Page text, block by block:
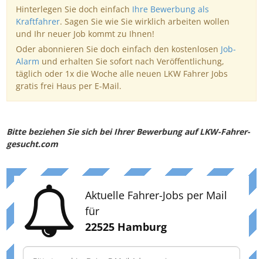
Hinterlegen Sie doch einfach Ihre Bewerbung als
Kraftfahrer. Sagen Sie wie Sie wirklich arbeiten wollen
und Ihr neuer Job kommt zu Ihnen!
Oder abonnieren Sie doch einfach den kostenlosen Job-
Alarm und erhalten Sie sofort nach Veröffentlichung,
täglich oder 1x die Woche alle neuen LKW Fahrer Jobs
gratis frei Haus per E-Mail.
Bitte beziehen Sie sich bei Ihrer Bewerbung auf LKW-Fahrer-
gesucht.com
Aktuelle Fahrer-Jobs per Mail
für
22525 Hamburg